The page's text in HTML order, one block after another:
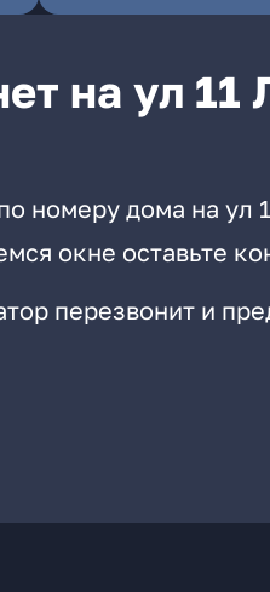
на ул 11
номеру дома на ул
окне оставьте
перезвонит и